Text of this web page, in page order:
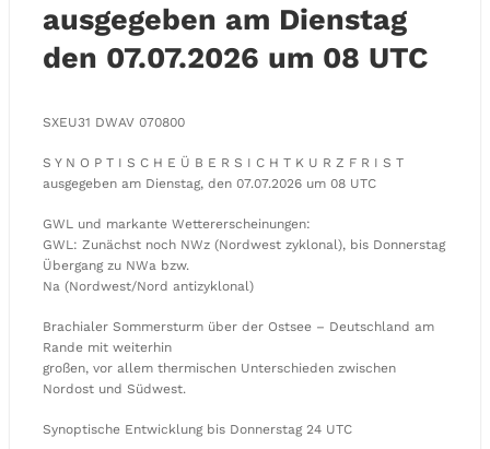
ausgegeben am Dienstag
den 07.07.2026 um 08 UTC
SXEU31 DWAV 070800
S Y N O P T I S C H E Ü B E R S I C H T K U R Z F R I S T
ausgegeben am Dienstag, den 07.07.2026 um 08 UTC
GWL und markante Wettererscheinungen:
GWL: Zunächst noch NWz (Nordwest zyklonal), bis Donnerstag
Übergang zu NWa bzw.
Na (Nordwest/Nord antizyklonal)
Brachialer Sommersturm über der Ostsee – Deutschland am
Rande mit weiterhin
großen, vor allem thermischen Unterschieden zwischen
Nordost und Südwest.
Synoptische Entwicklung bis Donnerstag 24 UTC